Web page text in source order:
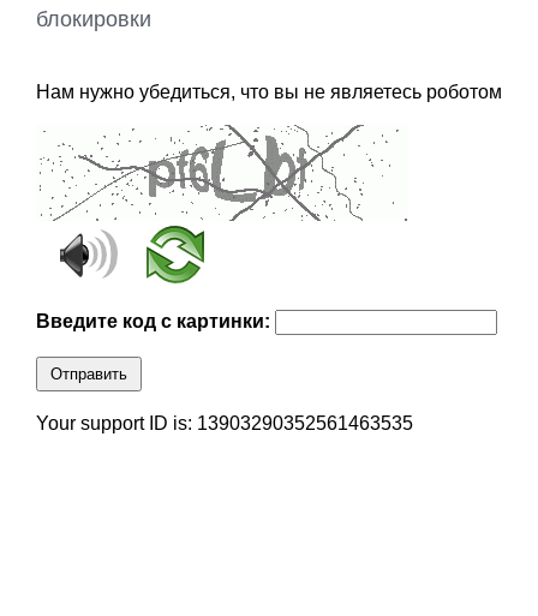
блокировки
Нам нужно убедиться, что вы не являетесь роботом
Введите код с картинки:
Отправить
Your support ID is: 13903290352561463535